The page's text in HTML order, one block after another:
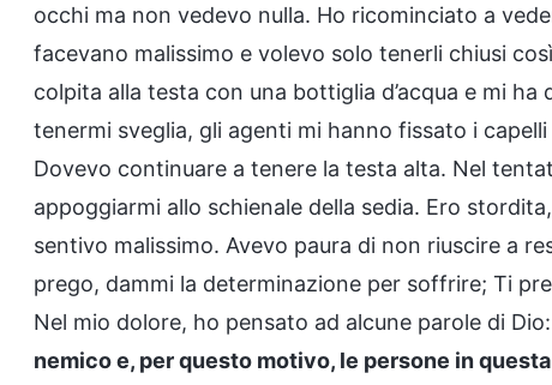
occhi ma non vedevo nulla. Ho ricominciato a
facevano malissimo e volevo solo tenerli chiusi
colpita alla testa con una bottiglia d’acqua e mi
tenermi sveglia, gli agenti mi hanno fissato i
Dovevo continuare a tenere la testa alta. Nel
appoggiarmi allo schienale della sedia. Ero
sentivo malissimo. Avevo paura di non riuscire a
prego, dammi la determinazione per soffrire; Ti
Nel mio dolore, ho pensato ad alcune parole di Dio:
nemico e, per questo motivo, le persone in